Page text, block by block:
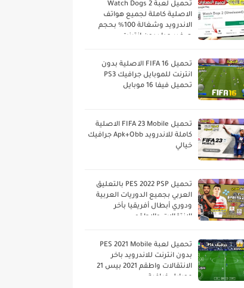
تحميل لعبة Watch Dogs 2
الاصلية كاملة لجميع هواتف
الاندرويد وشغالة 100% بحجم
صغير جدا بدون انترنت
تحميل FIFA 16 الاصلية بدون
انترنت للموبايل جرافيك PS3
تحميل فيفا 16 موبايل
تحميل FIFA 23 Mobile الاصلية
كاملة للاندرويد Apk+Obb جرافيك
خيالي
تحميل PES 2022 PSP بالتعليق
العربي بجميع الدوريات العربية
ودوري أبطال أفريقيا بأخر
الانتقالات والاطقم
تحميل لعبة PES 2021 Mobile
بدون انترنت للاندرويد باخر
الانتقالات واطقم 2021 بيس 21
موبايل خرافية